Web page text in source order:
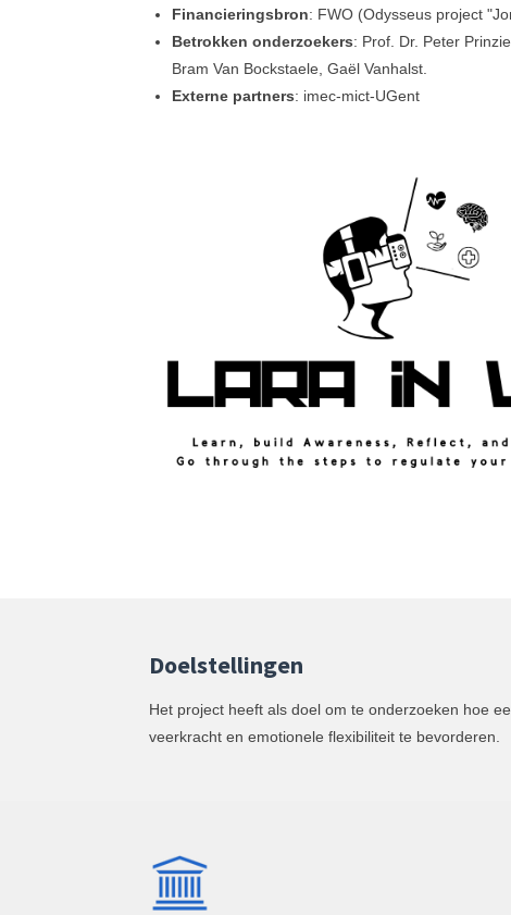
Financieringsbron: FWO (Odysseus project
Betrokken onderzoekers: Prof. Dr. Peter
Bram Van Bockstaele, Gaël Vanhalst.
Externe partners: imec-mict-UGent
Doelstellingen
Het project heeft als doel om te onderzoeken hoe
veerkracht en emotionele flexibiliteit te bevorderen.